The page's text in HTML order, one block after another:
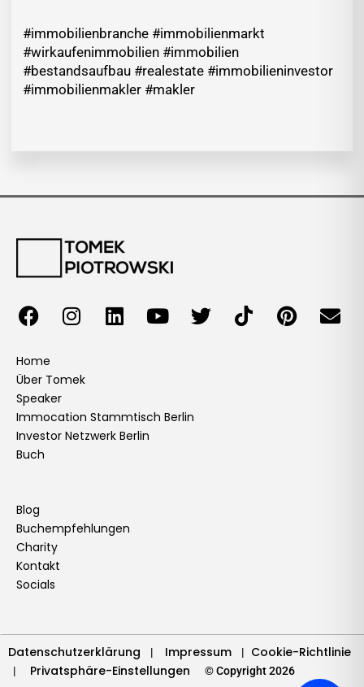
#immobilienbranche #immobilienmarkt
#wirkaufenimmobilien #immobilien
#bestandsaufbau #realestate #immobilieninvestor
#immobilienmakler #makler
F
a
e
b
o
o
k
I
n
a
g
r
a
L
i
i
n
Y
o
b
e
T
w
T
i
P
i
E
n
Home
Über Tomek
Speaker
Immocation Stammtisch Berlin
Investor Netzwerk Berlin
Buch
Blog
Buchempfehlungen
Charity
Kontakt
Socials
Datenschutzerklärung | Impressum | Cookie-Richtlinie
| Privatsphäre-Einstellungen © Copyright 2026